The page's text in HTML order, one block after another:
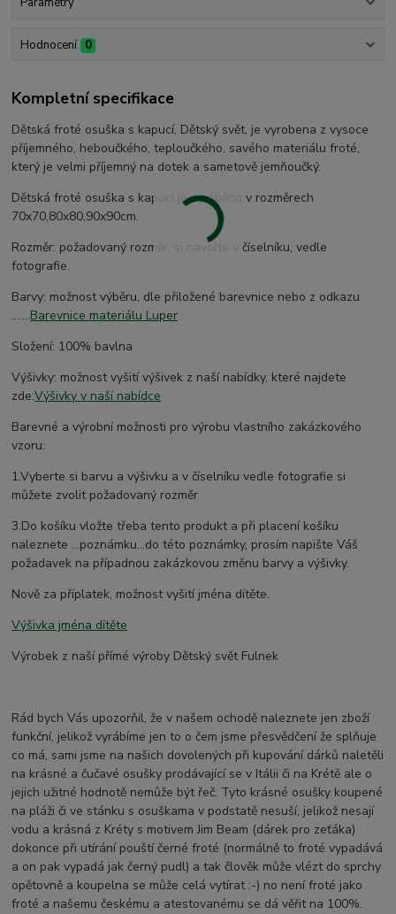
Hodnocení 0
Kompletní specifikace
Dětská froté osuška s kapucí, Dětský svět, je vyrobena z vysoce
příjemného, heboučkého, teploučkého, savého materiálu froté,
který je velmi příjemný na dotek a sametově jemňoučký.
Dětská froté osuška s kapucí je vyráběna v rozměrech
70x70,80x80,90x90cm.
Rozměr: požadovaný rozměr, si navolte v číselníku, vedle
fotografie.
Barvy: možnost výběru, dle přiložené barevnice nebo z odkazu
.......Barevnice materiálu Luper
Složení: 100% bavlna
Výšivky: možnost vyšití výšivek z naší nabídky, které najdete
zde:Výšivky v naší nabídce
Barevné a výrobní možnosti pro výrobu vlastního zakázkového
vzoru:
1.Vyberte si barvu a výšivku a v číselníku vedle fotografie si
můžete zvolit požadovaný rozměr
3.Do košíku vložte třeba tento produkt a při placení košíku
naleznete ...poznámku...do této poznámky, prosím napište Váš
požadavek na případnou zakázkovou změnu barvy a výšivky.
Nově za příplatek, možnost vyšití jména dítěte.
Výšivka jména dítěte
Výrobek z naší přímé výroby Dětský svět Fulnek
Rád bych Vás upozorňil, že v našem ochodě naleznete jen zboží
funkční, jelikož vyrábíme jen to o čem jsme přesvědčení že splňuje
co má, sami jsme na našich dovolených při kupování dárků naletěli
na krásné a čučavé osušky prodávající se v Itálii či na Krétě ale o
jejich užitné hodnotě nemůže být řeč. Tyto krásné osušky koupené
na pláži či ve stánku s osuškama v podstatě nesuší, jelikož nesají
vodu a krásná z Kréty s motivem Jim Beam (dárek pro zeťáka)
dokonce při utírání pouští černé froté (normálně to froté vypadává
a on pak vypadá jak černý pudl) a tak člověk může vlézt do sprchy
opětovně a koupelna se může celá vytírat :-) no není froté jako
froté a našemu českému a atestovanému se dá věřit na 100%.